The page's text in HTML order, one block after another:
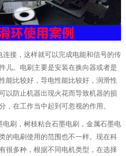
接，这样就可以完成电能和信号的传
儿。电刷主要是安装在换向器或者是
能比较好，导电性能比较好，润滑性
以防止机器出现火花而导致机器的损
，在工作当中起到可忽视的作用。
刷，树枝粘合石墨电刷，金属石墨电
的电刷使用的范围也不一样。现在科
很多种，根据不同电机类型，在选择